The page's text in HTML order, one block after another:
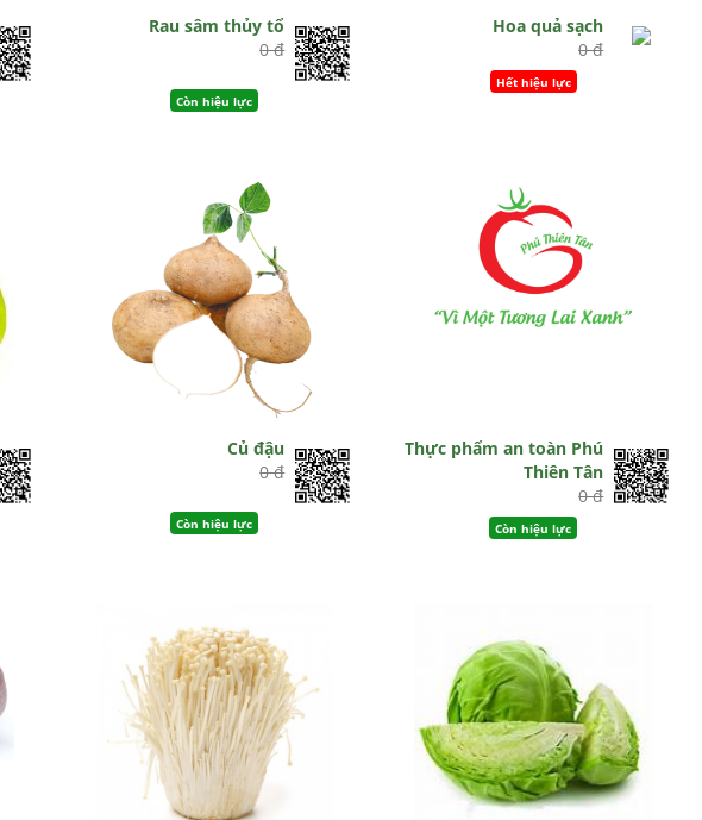
Rau sâm thủy tổ
0 đ
Còn hiệu lực
Hoa quả sạch
0 đ
Hết hiệu lực
Củ đậu
0 đ
Còn hiệu lực
Thực phẩm an toàn Phú
Thiên Tân
0 đ
Còn hiệu lực